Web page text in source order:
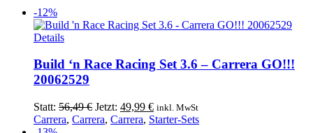
-12%
Details
Build ‘n Race Racing Set 3.6 – Carrera GO!!!
20062529
Statt: 56,49€ Ursprünglicher
Preis
Jetzt: 49,99 €Aktueller
Preis
inkl. MwSt
Carrera, Carrera, Carrera, Starter-Sets